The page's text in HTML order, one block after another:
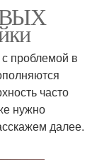
проблемой в
часто
нужно
далее.